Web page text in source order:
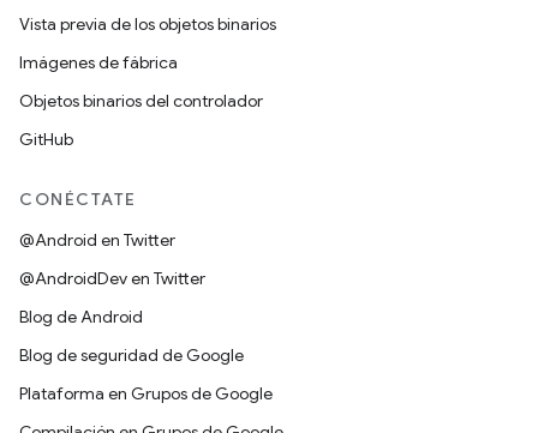
Vista previa de los objetos binarios
Imágenes de fábrica
Objetos binarios del controlador
GitHub
CONÉCTATE
@Android en Twitter
@AndroidDev en Twitter
Blog de Android
Blog de seguridad de Google
Plataforma en Grupos de Google